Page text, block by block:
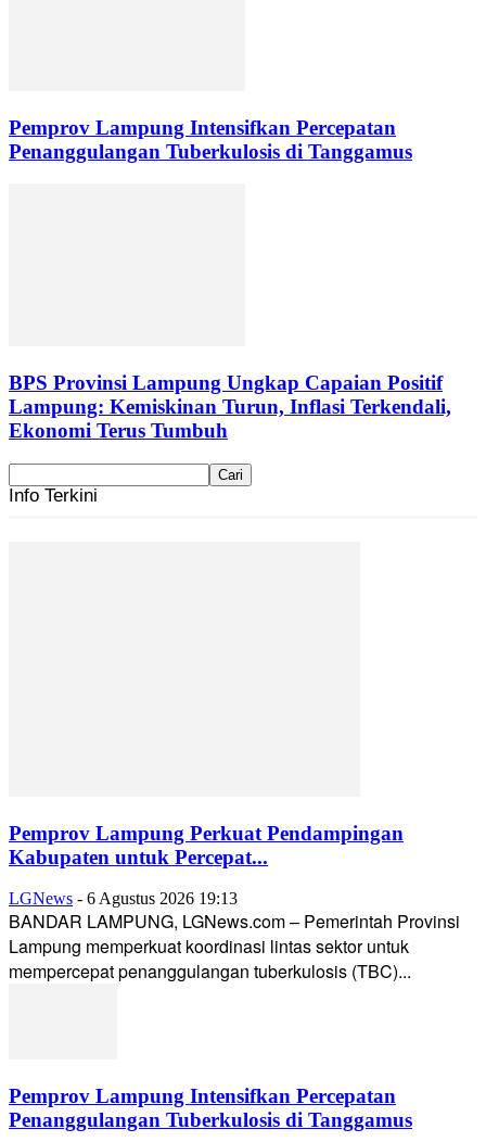
Pemprov Lampung Intensifkan Percepatan
Penanggulangan Tuberkulosis di Tanggamus
BPS Provinsi Lampung Ungkap Capaian Positif
Lampung: Kemiskinan Turun, Inflasi Terkendali,
Ekonomi Terus Tumbuh
Info Terkini
Pemprov Lampung Perkuat Pendampingan
Kabupaten untuk Percepat...
LGNews - 6 Agustus 2026 19:13
BANDAR LAMPUNG, LGNews.com – Pemerintah Provinsi
Lampung memperkuat koordinasi lintas sektor untuk
mempercepat penanggulangan tuberkulosis (TBC)...
Pemprov Lampung Intensifkan Percepatan
Penanggulangan Tuberkulosis di Tanggamus